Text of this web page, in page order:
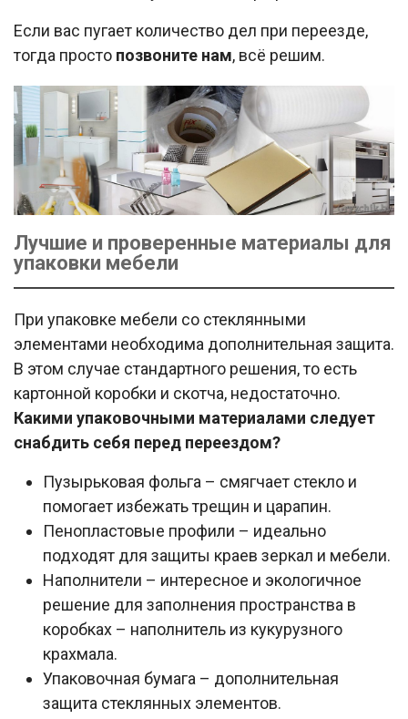
Если вас пугает количество дел при переезде,
тогда просто позвоните нам, всё решим.
Лучшие и проверенные материалы для
упаковки мебели
При упаковке мебели со стеклянными
элементами необходима дополнительная защита.
В этом случае стандартного решения, то есть
картонной коробки и скотча, недостаточно.
Какими упаковочными материалами следует
снабдить себя перед переездом?
Пузырьковая фольга – смягчает стекло и
помогает избежать трещин и царапин.
Пенопластовые профили – идеально
подходят для защиты краев зеркал и мебели.
Наполнители – интересное и экологичное
решение для заполнения пространства в
коробках – наполнитель из кукурузного
крахмала.
Упаковочная бумага – дополнительная
защита стеклянных элементов.